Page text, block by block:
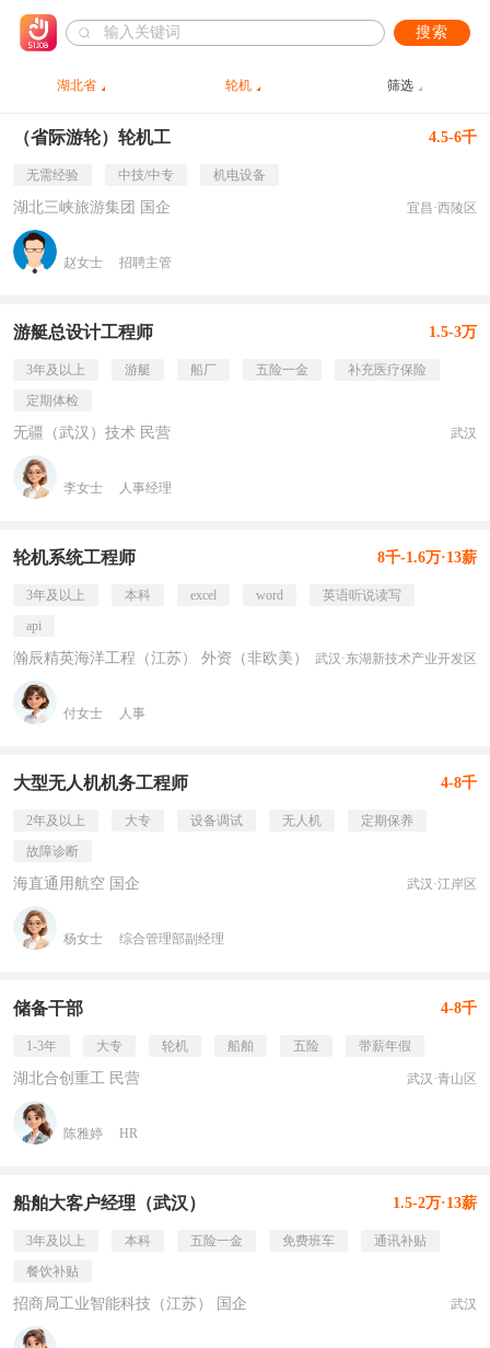
搜索
湖北省 轮机 筛选
（省际游轮）轮机工 4.5-6千
无需经验 中技/中专 机电设备
湖北三峡旅游集团 国企 宜昌·西陵区
赵女士 招聘主管
游艇总设计工程师 1.5-3万
3年及以上 游艇 船厂 五险一金
补充医疗保险
定期体检
无疆（武汉）技术 民营 武汉
李女士 人事经理
轮机系统工程师 8千-1.6万·13薪
3年及以上 本科 excel word
英语听说读写
api
瀚辰精英海洋工程（江苏） 外资（非欧美） 武汉·东湖新技术产业开发区
付女士 人事
大型无人机机务工程师 4-8千
2年及以上 大专 设备调试 无人机
定期保养
故障诊断
海直通用航空 国企 武汉·江岸区
杨女士 综合管理部副经理
储备干部 4-8千
1-3年 大专 轮机 船舶 五险 带薪年假
湖北合创重工 民营 武汉·青山区
陈雅婷 HR
船舶大客户经理（武汉） 1.5-2万·13薪
3年及以上 本科 五险一金 免费班车
通讯补贴
餐饮补贴
招商局工业智能科技（江苏） 国企 武汉